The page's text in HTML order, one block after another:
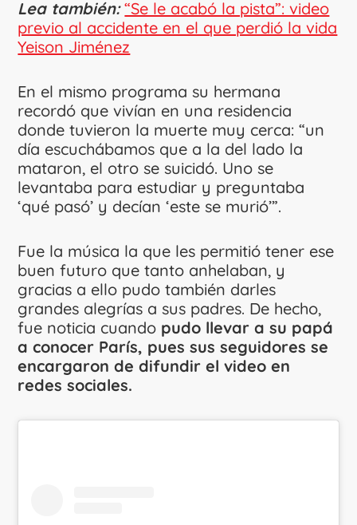
Lea también:“Se le acabó la pista”: video
previo al accidente en el que perdió la vida
Yeison Jiménez
En el mismo programa su hermana
recordó que vivían en una residencia
donde tuvieron la muerte muy cerca: “un
día escuchábamos que a la del lado la
mataron, el otro se suicidó. Uno se
levantaba para estudiar y preguntaba
‘qué pasó’ y decían ‘este se murió’”.
Fue la música la que les permitió tener ese
buen futuro que tanto anhelaban, y
gracias a ello pudo también darles
grandes alegrías a sus padres. De hecho,
fue noticia cuando pudo llevar a su papá
a conocer París, pues sus seguidores se
encargaron de difundir el video en
redes sociales.